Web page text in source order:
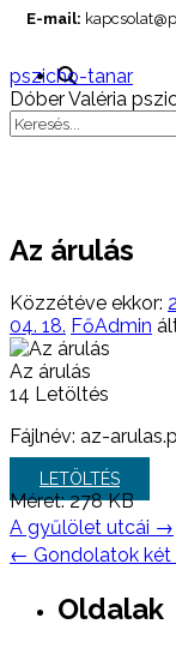
Skip
content
E-mail:
pszicho-tanar
Dóber Valéria
Az árulás
Közzétéve ekkor:
04. 18. FőAdmin
Az árulás
14 Letöltés
Fájlnév: az-
LETÖLTÉS
Méret:278 KB
Post
navigation
A gyűlölet utcái →
← Gondolatok két
Oldalak